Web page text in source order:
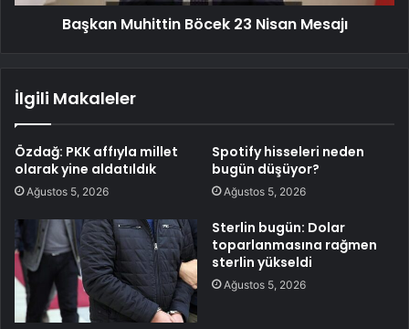
Başkan Muhittin Böcek 23 Nisan Mesajı
İlgili Makaleler
Özdağ: PKK affıyla millet
olarak yine aldatıldık
Ağustos 5, 2026
Spotify hisseleri neden
bugün düşüyor?
Ağustos 5, 2026
Sterlin bugün: Dolar
toparlanmasına rağmen
sterlin yükseldi
Ağustos 5, 2026